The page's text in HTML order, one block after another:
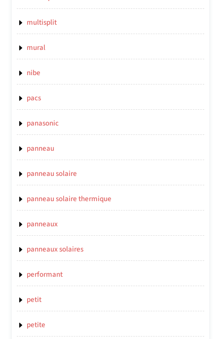
multisplit
mural
nibe
pacs
panasonic
panneau
panneau solaire
panneau solaire thermique
panneaux
panneaux solaires
performant
petit
petite